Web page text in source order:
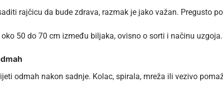
rajčicu da bude zdrava, razmak je jako važan. Pregusto
50 do 70 cm između biljaka, ovisno o sorti i načinu
odmah nakon sadnje. Kolac, spirala, mreža ili vezivo